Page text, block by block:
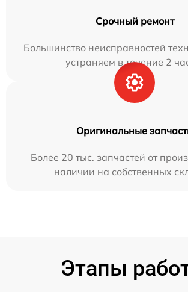
Срочный ремонт
Большинство неисправностей
устраняем в течение 2
Оригинальные
Более 20 тыс. запчастей от
наличии на собственных
Этапы